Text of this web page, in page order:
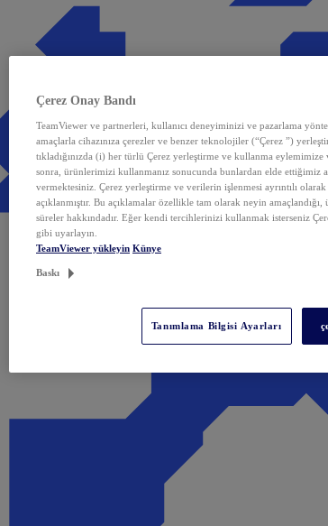
Çerez Onay Bandı
TeamViewer ve partnerleri, kullanıcı deneyiminizi ve pazarlama
amaçlarla cihazınıza çerezler ve benzer teknolojiler (“Çerez ”)
tıkladığınızda (i) her türlü Çerez yerleştirme ve kullanma
sonra, ürünlerimizi kullanmanız sonucunda bunlardan elde
vermektesiniz. Çerez yerleştirme ve verilerin işlenmesi ayrıntılı olarak
açıklanmıştır. Bu açıklamalar özellikle tam olarak neyin
süreler hakkındadır. Eğer kendi tercihlerinizi kullanmak isterseniz
gibi uyarlayın.
TeamViewer yükleyin Künye
Baskı
Tanımlama Bilgisi Ayarları